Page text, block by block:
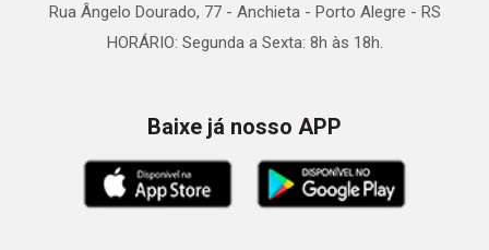
Rua Ângelo Dourado, 77 - Anchieta - Porto Alegre - RS
HORÁRIO: Segunda a Sexta: 8h às 18h.
Baixe já nosso APP